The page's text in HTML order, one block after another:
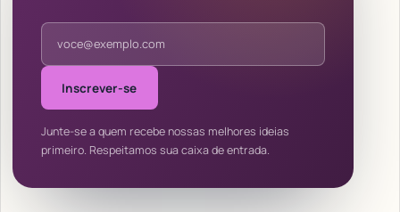
Endereço de e-mail
Inscrever-se
Junte-se a quem recebe nossas melhores ideias
primeiro. Respeitamos sua caixa de entrada.